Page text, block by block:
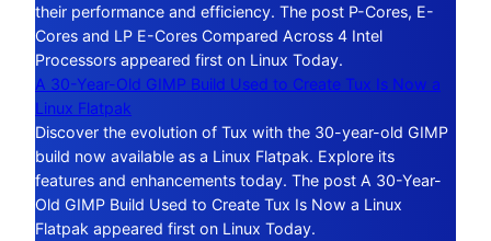
their performance and efficiency. The post P-Cores, E-
Cores and LP E-Cores Compared Across 4 Intel
Processors appeared first on Linux Today.
A 30-Year-Old GIMP Build Used to Create Tux Is Now a
Linux Flatpak
Discover the evolution of Tux with the 30-year-old GIMP
build now available as a Linux Flatpak. Explore its
features and enhancements today. The post A 30-Year-
Old GIMP Build Used to Create Tux Is Now a Linux
Flatpak appeared first on Linux Today.